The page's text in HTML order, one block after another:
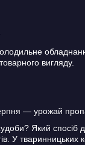
вигляду.
— урожай
Який
У